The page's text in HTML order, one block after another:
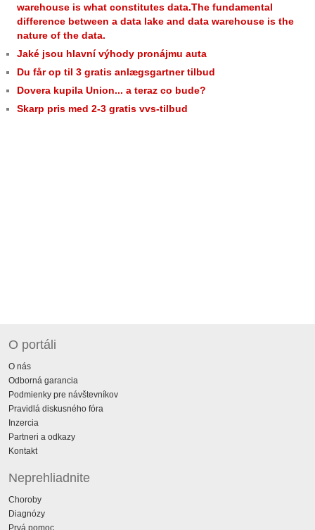
warehouse is what constitutes data.The fundamental
difference between a data lake and data warehouse is the
nature of the data.
Jaké jsou hlavní výhody pronájmu auta
Du får op til 3 gratis anlægsgartner tilbud
Dovera kupila Union... a teraz co bude?
Skarp pris med 2-3 gratis vvs-tilbud
O portáli
O nás
Odborná garancia
Podmienky pre návštevníkov
Pravidlá diskusného fóra
Inzercia
Partneri a odkazy
Kontakt
Neprehliadnite
Choroby
Diagnózy
Prvá pomoc